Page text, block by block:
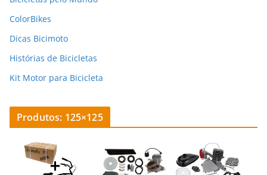
ColorBikes
Dicas Bicimoto
Histórias de Bicicletas
Kit Motor para Bicicleta
Produtos: 125×125